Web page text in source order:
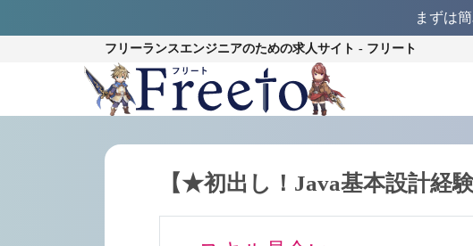
まずは
フリーランスエンジニアのための求人サイト - フリート
【★初出し！Java基本設計経